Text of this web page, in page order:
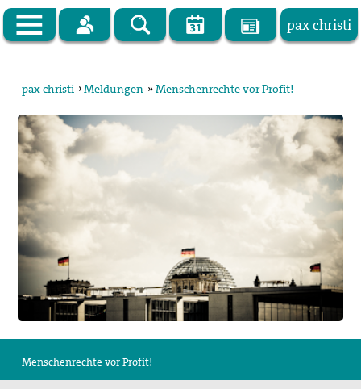
pax christi
Vor Ort
Themen
Kampagnen
Publikationen
Facebook
Kontakt
Impressum
Suche
pax christi ›Meldungen »Menschenrechte vor Profit!
Menschenrechte vor Profit!